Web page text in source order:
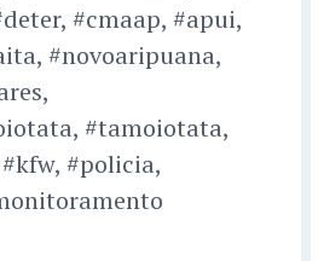
#cmaap, #apui,
#novoaripuana,
#tamoiotata,
#policia,